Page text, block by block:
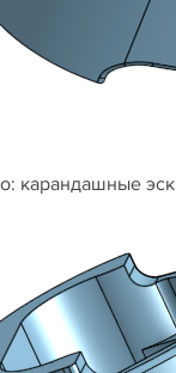
карандашные